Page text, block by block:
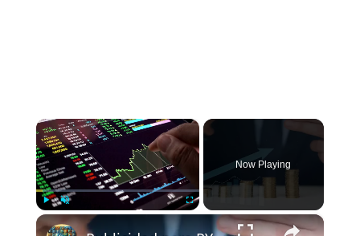
×
Unmute Fullscreen
Now Playing
×